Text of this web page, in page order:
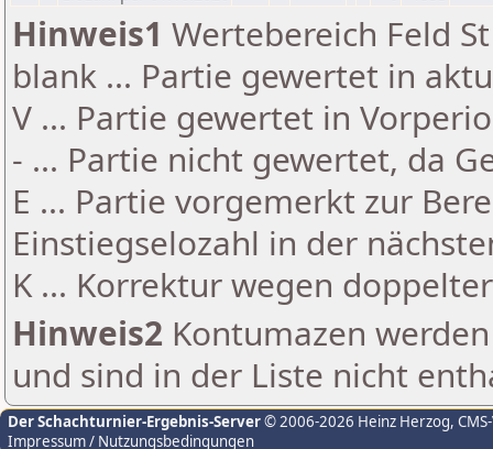
Hinweis1 Wertebereich Feld
blank ... Partie gewertet in
V ... Partie gewertet in
- ... Partie nicht gewertet, da
E ... Partie vorgemerkt zur
Einstiegselozahl in der
K ... Korrektur wegen
Hinweis2 Kontumazen
und sind in der Liste nicht
Der Schachturnier-Ergebnis-Server© 2006-2026 Heinz Herzog,
Impressum / Nutzungsbedingungen